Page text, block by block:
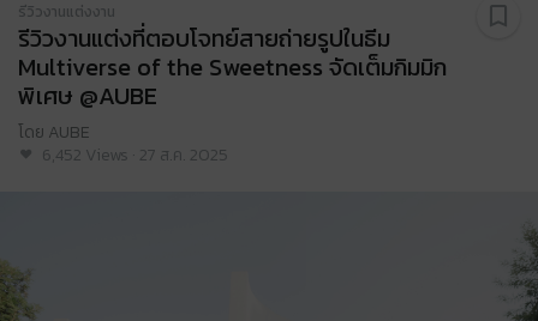
รีวิวงานแต่งงาน
รีวิวงานแต่งที่ตอบโจทย์สายถ่ายรูปในธีม
Multiverse of the Sweetness จัดเต็มกิมมิก
พิเศษ @AUBE
โดย AUBE
6,452 Views · 27 ส.ค. 2025